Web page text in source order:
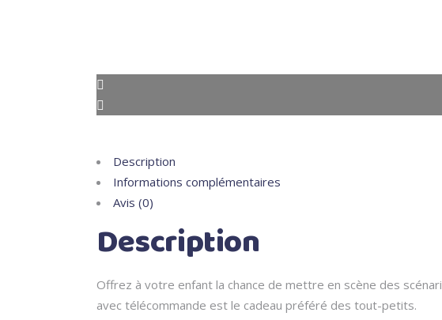
Description
Informations complémentaires
Avis (0)
Description
Offrez à votre enfant la chance de mettre en scène des
avec télécommande est le cadeau préféré des tout-petits.